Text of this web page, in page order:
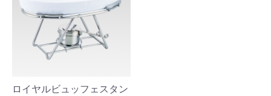
ロイヤルビュッフェスタン